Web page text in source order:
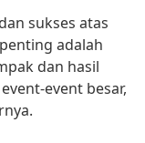
sukses atas
adalah
dan hasil
event besar,